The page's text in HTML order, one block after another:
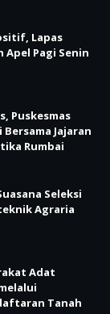
Lapas
Apel Pagi Senin
Puskesmas
Jajaran
Rumbai
Seleksi
Agraria
Adat
Tanah